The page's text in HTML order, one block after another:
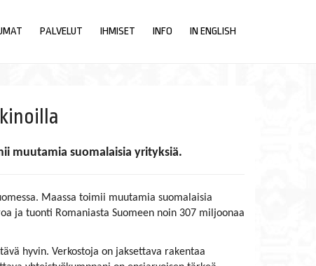
PALVELUT IHMISET INFO IN ENGLISH
muutamia suomalaisia yrityksiä.
Maassa toimii muutamia suomalaisia
ja tuonti Romaniasta Suomeen noin 307 miljoonaa
hyvin. Verkostoja on jaksettava rakentaa